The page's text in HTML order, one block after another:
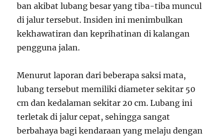
ban akibat lubang besar yang tiba-tiba muncul
di jalur tersebut. Insiden ini menimbulkan
kekhawatiran dan keprihatinan di kalangan
pengguna jalan.
Menurut laporan dari beberapa saksi mata,
lubang tersebut memiliki diameter sekitar 50
cm dan kedalaman sekitar 20 cm. Lubang ini
terletak di jalur cepat, sehingga sangat
berbahaya bagi kendaraan yang melaju dengan